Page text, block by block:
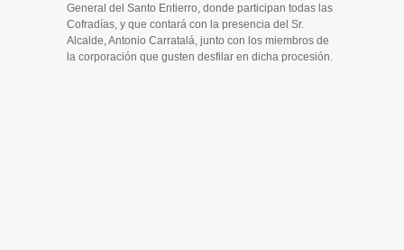
General del Santo Entierro, donde participan todas las
Cofradías, y que contará con la presencia del Sr.
Alcalde, Antonio Carratalá, junto con los miembros de
la corporación que gusten desfilar en dicha procesión.